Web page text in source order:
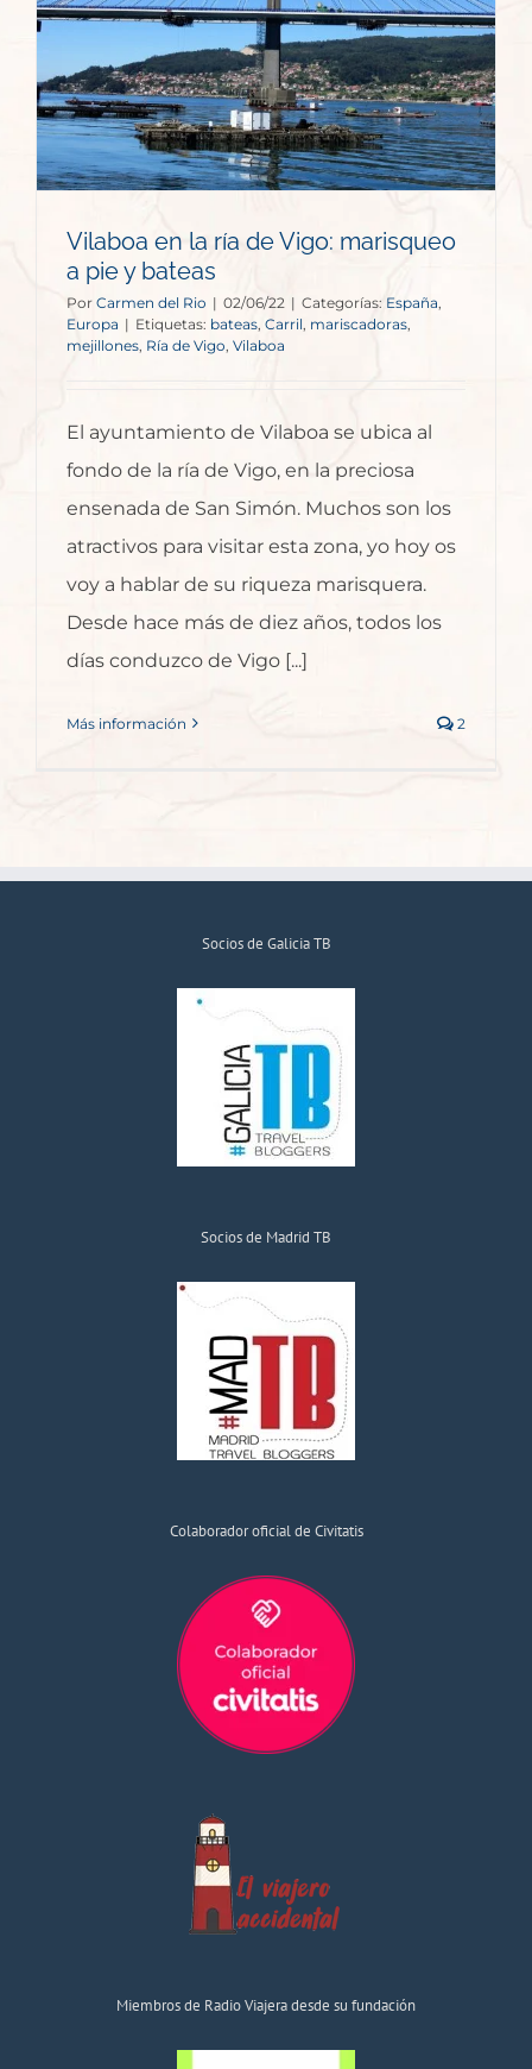
Vilaboa en la ría de Vigo: marisqueo
a pie y bateas
Por Carmen del Rio | 02/06/22 | Categorías: España
Europa | Etiquetas: bateas, Carril mariscadoras
mejillones Ría de Vigo, Vilaboa
El ayuntamiento de Vilaboa se ubica al
fondo de la ría de Vigo, en la preciosa
ensenada de San Simón. Muchos son los
atractivos para visitar esta zona, yo hoy os
voy a hablar de su riqueza marisquera.
Desde hace más de diez años, todos los
días conduzco de Vigo [...]
Más información 2
Socios de Galicia TB
Socios de Madrid TB
Colaborador oficial de Civitatis
Miembros de Radio Viajera desde su fundación